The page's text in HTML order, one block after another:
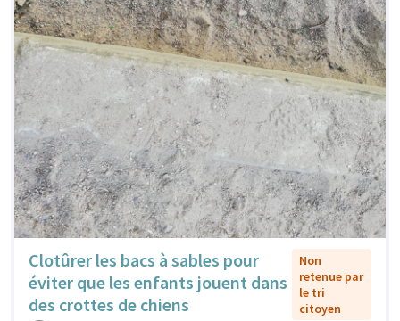
Clotûrer les bacs à sables pour
éviter que les enfants jouent dans
des crottes de chiens
Non
retenue par
le tri
citoyen